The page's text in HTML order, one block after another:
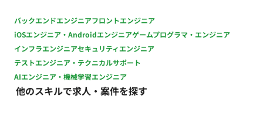
バックエンドエンジニアフロントエンジニア
iOSエンジニア・Androidエンジニアゲームプログラマ・エンジニア
インフラエンジニアセキュリティエンジニア
テストエンジニア・テクニカルサポート
AIエンジニア・機械学習エンジニア
他のスキルで求人・案件を探す